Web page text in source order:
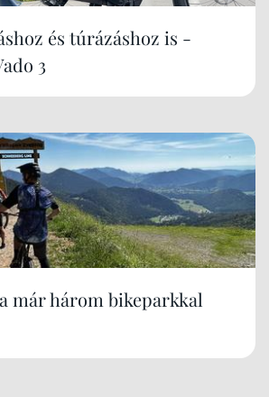
és túrázáshoz is -
3
már három bikeparkkal